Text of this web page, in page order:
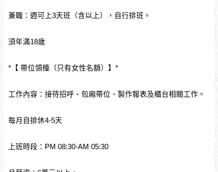
兼職：週可上3天班（含以上），自行排班。
須年滿18歲
*【 帶位領檯（只有女性名額）】*
工作內容：接待招呼、包廂帶位、製作報表及櫃台相關工作。
每月自排休4-5天
上班時段：PM 08:30-AM 05:30